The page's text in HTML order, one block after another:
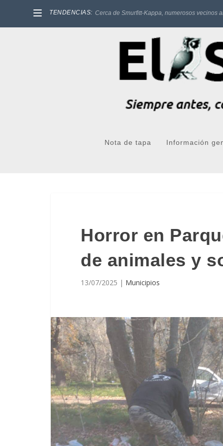
TENDENCIAS: Cerca de Smurfitt-Kappa, numerosos vecinos
Nota de tapa Información
Horror en
de animales y
13/07/2025 | Municipios